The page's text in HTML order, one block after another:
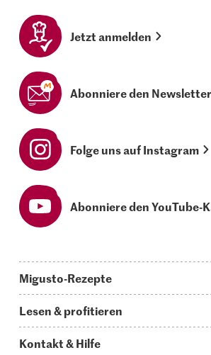
Jetzt anmelden
Abonniere den Newsletter
Folge uns auf Instagram
Abonniere den YouTube-
Migusto-Rezepte
Was koche ich heute?
Lesen & profitieren
Kontakt & Hilfe